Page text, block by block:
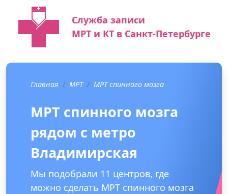
Служба записи
МРТ и КТ в Санкт-Петербурге
Главная МРТ МРТ спинного мозга
МРТ спинного мозга
рядом с метро
Владимирская
Мы подобрали 11 центров, где
можно сделать МРТ спинного мозга